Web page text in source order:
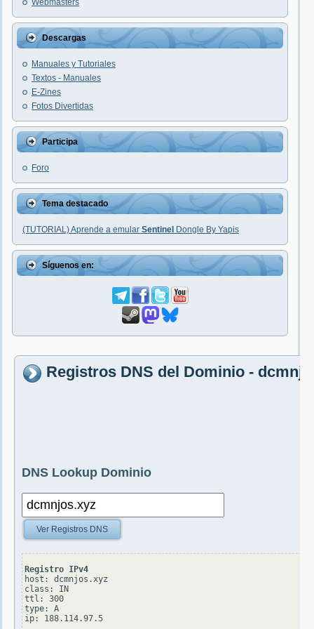
Webmasters
Descargas
Manuales y Tutoriales
Textos - Manuales
E-Zines
Fotos Divertidas
Participa
Foro
Tema destacado
(TUTORIAL) Aprende a emular Sentinel Dongle By Yapis
Síguenos en:
Registros DNS del Dominio -
DNS Lookup Dominio
Ver Registros DNS
Registro IPv4
host: dcmnjos.xyz
class: IN
ttl: 300
type: A